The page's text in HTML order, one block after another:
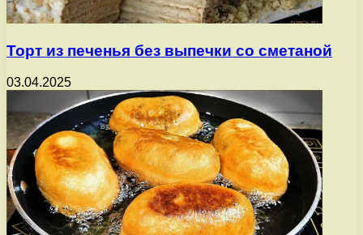
Торт из печенья без выпечки со сметаной
03.04.2025